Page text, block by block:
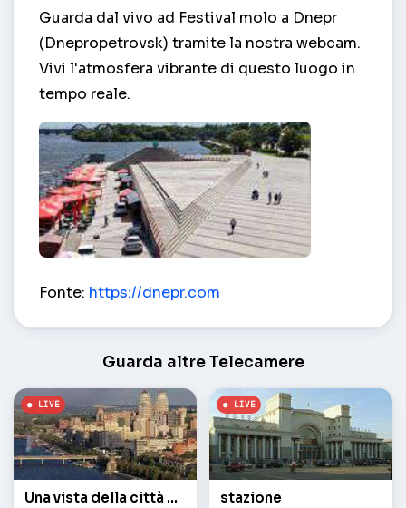
Guarda dal vivo ad Festival molo a Dnepr
(Dnepropetrovsk) tramite la nostra webcam.
Vivi l'atmosfera vibrante di questo luogo in
tempo reale.
Fonte: https://dnepr.com
Guarda altre Telecamere
Una vista della città da un'altezza stazione